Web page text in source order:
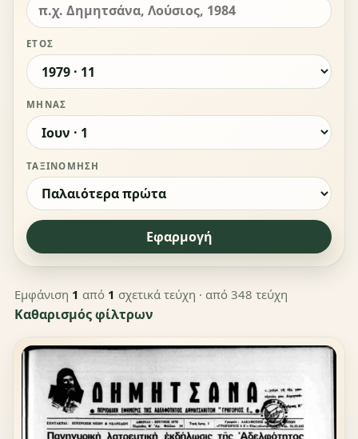
ΈΤΟΣ
ΜΉΝΑΣ
ΤΑΞΙΝΌΜΗΣΗ
Εφαρμογή
Εμφάνιση 1 από 1 σχετικά τεύχη · από 348 τεύχη
Καθαρισμός φίλτρων